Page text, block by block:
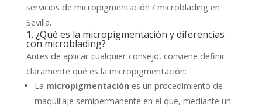
servicios de micropigmentación / microblading en
Sevilla.
1. ¿Qué es la micropigmentación y diferencias
con microblading?
Antes de aplicar cualquier consejo, conviene definir
claramente qué es la micropigmentación:
La micropigmentación es un procedimiento de
maquillaje semipermanente en el que, mediante un